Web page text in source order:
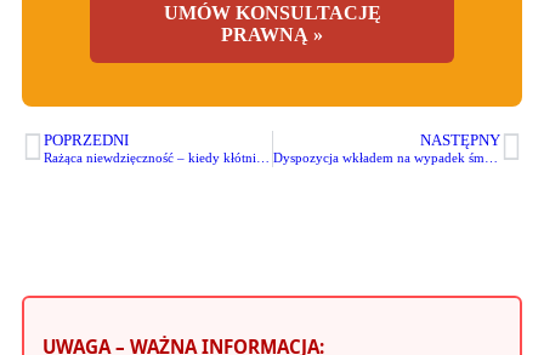
UMÓW KONSULTACJĘ
PRAWNĄ »
POPRZEDNI NASTĘPNY
UWAGA – WAŻNA INFORMACJA: